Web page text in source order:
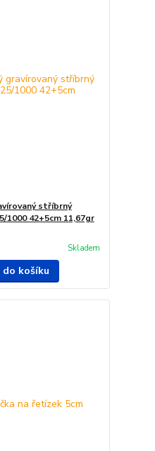
stříbrný
42+5cm 11,67gr
Skladem
košíku